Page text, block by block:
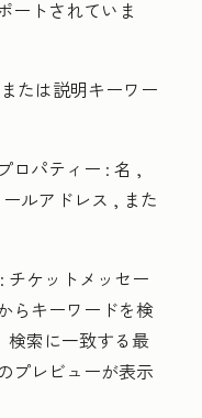
ートされていま
たは説明キーワー
ロパティー : 名 ,
ールアドレス , また
: チケットメッセー
らキーワードを検
検索に一致する最
プレビューが表示